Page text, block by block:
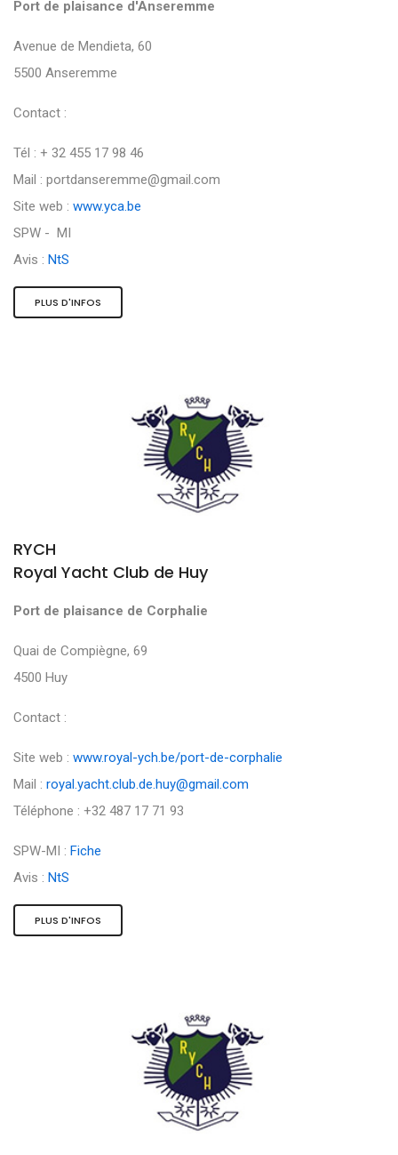
Port de plaisance d'Anseremme
Avenue de Mendieta, 60
5500 Anseremme
Contact :
Tél : + 32 455 17 98 46
Mail : portdanseremme@gmail.com
Site web : www.yca.be
SPW - MI
Avis : NtS
PLUS D'INFOS
RYCH
Royal Yacht Club de Huy
Port de plaisance de Corphalie
Quai de Compiègne, 69
4500 Huy
Contact :
Site web : www.royal-ych.be/port-de-corphalie
Mail : royal.yacht.club.de.huy@gmail.com
Téléphone : +32 487 17 71 93
SPW-MI : Fiche
Avis : NtS
PLUS D'INFOS